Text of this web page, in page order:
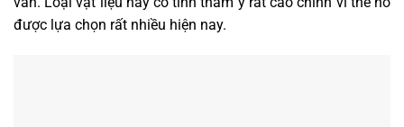
được lựa chọn rất nhiều hiện nay.